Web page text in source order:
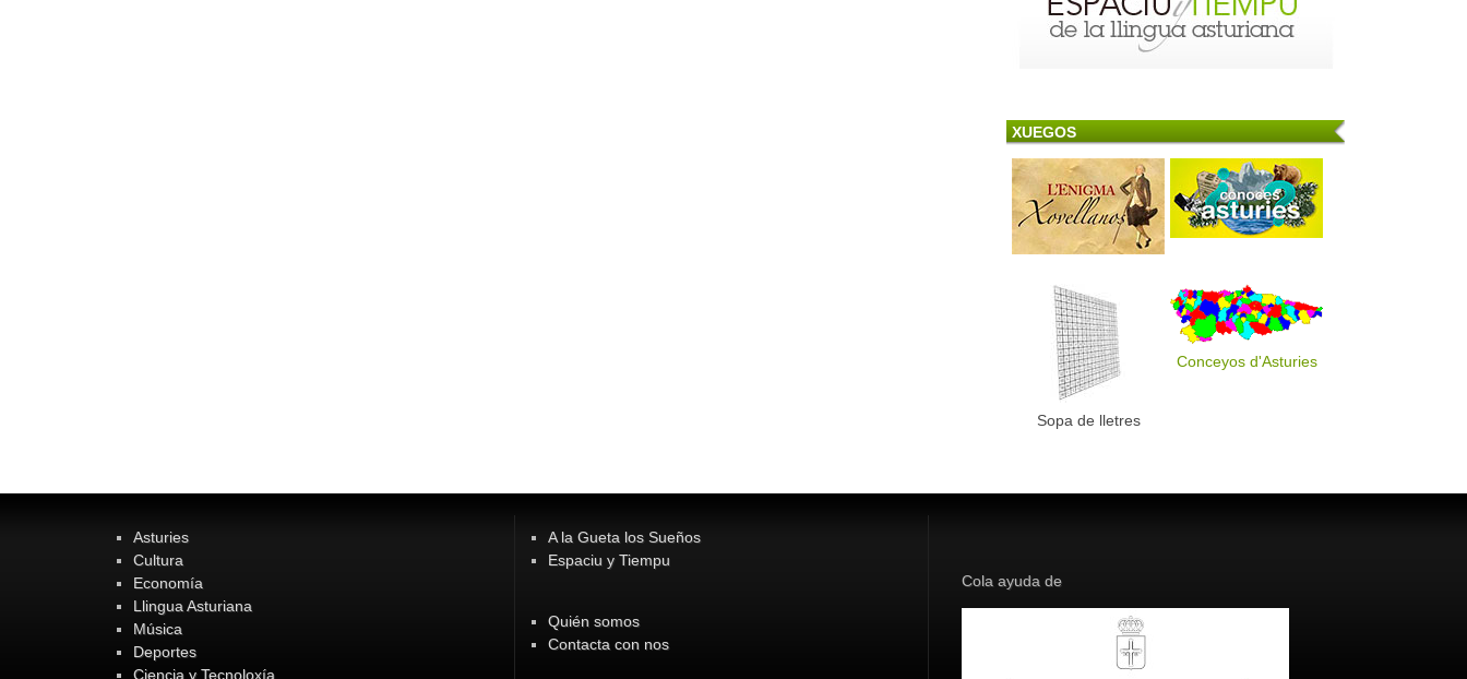
XUEGOS
Sopa de lletres
Conceyos d'Asturies
Asturies
Cultura
Economía
Llingua Asturiana
Música
Deportes
Ciencia y Tecnoloxía
A la Gueta los Sueños
Espaciu y Tiempu
Quién somos
Contacta con nos
Cola ayuda de